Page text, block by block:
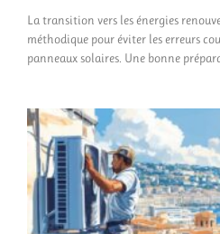
La transition vers les énergies
méthodique pour éviter les erreurs
panneaux solaires. Une bonne